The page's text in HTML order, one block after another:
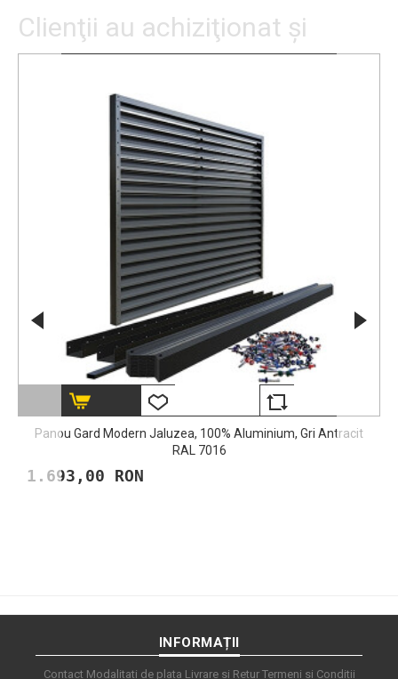
Clienţii au achiziţionat şi
Panou Gard Modern Jaluzea, 100% Aluminium, Gri Antracit
RAL 7016
1.693,00 RON
INFORMAȚII
Contact Modalitati de plata Livrare si Retur Termeni si Conditii